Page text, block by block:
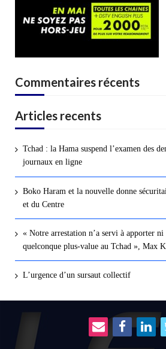
Commentaires récents
Articles recents
Tchad : la Hama suspend l’examen des
journaux en ligne
Boko Haram et la nouvelle donne
et du Centre
« Notre arrestation n’a servi à apporter
quelconque plus-value au Tchad », Max
L’urgence d’un sursaut collectif